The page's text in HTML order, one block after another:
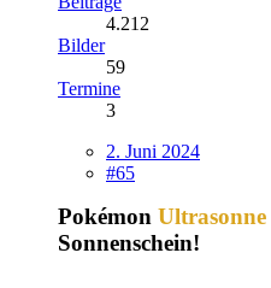
4.212
Bilder
59
Termine
3
2. Juni 2024
#65
Pokémon Ultrasonne
Sonnenschein!